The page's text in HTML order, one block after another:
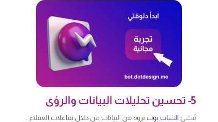
5- تحسين تحليلات البيانات والرؤى
تُنشئ الشات بوت ثروة من البيانات من خلال تفاعلات العملاء ،